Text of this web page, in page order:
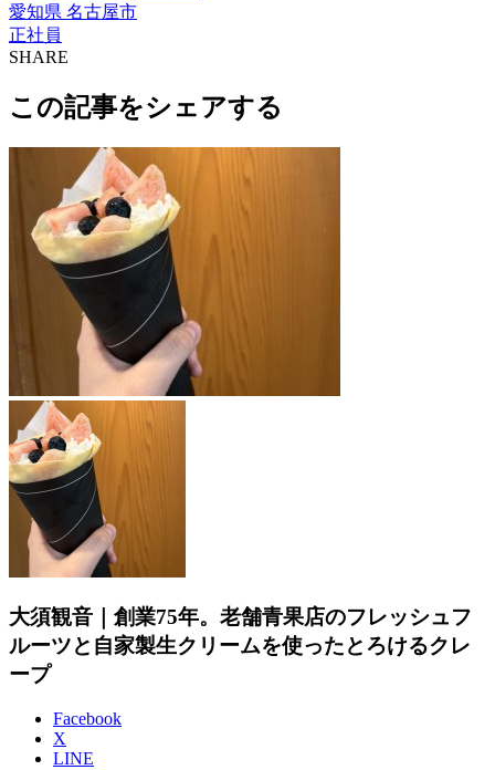
愛知県 名古屋市
正社員
SHARE
この記事をシェアする
大須観音｜創業75年。老舗青果店のフレッシュフ
ルーツと自家製生クリームを使ったとろけるクレ
ープ
Facebook
X
LINE